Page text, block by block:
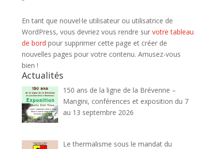
En tant que nouvel·le utilisateur ou utilisatrice de
WordPress, vous devriez vous rendre sur votre tableau
de bord pour supprimer cette page et créer de
nouvelles pages pour votre contenu. Amusez-vous
bien !
Actualités
150 ans de la ligne de la Brévenne –
Mangini, conférences et exposition du 7
au 13 septembre 2026
Le thermalisme sous le mandat du